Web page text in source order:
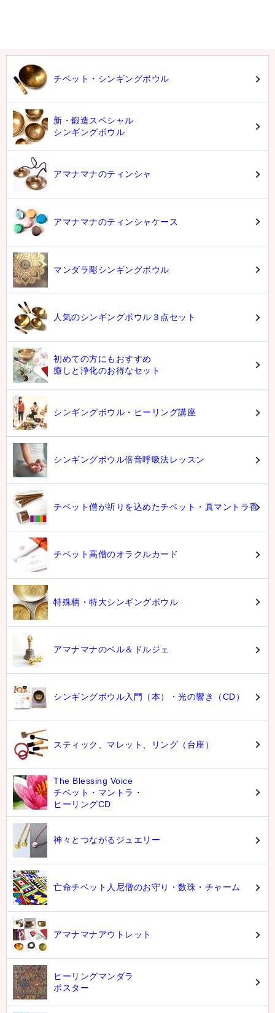
チベット・シンギングボウル
新・鍛造スペシャル
シンギングボウル
アマナマナのティンシャ
アマナマナのティンシャケース
マンダラ彫シンギングボウル
人気のシンギングボウル３点セット
初めての方にもおすすめ
癒しと浄化のお得なセット
シンギングボウル・ヒーリング講座
シンギングボウル倍音呼吸法レッスン
チベット僧が祈りを込めたチベット・真マントラ香
チベット高僧のオラクルカード
特殊柄・特大シンギングボウル
アマナマナのベル＆ドルジェ
シンギングボウル入門（本）・光の響き（CD）
スティック、マレット、リング（台座）
The Blessing Voice
チベット・マントラ・
ヒーリングCD
神々とつながるジュエリー
亡命チベット人尼僧のお守り・数珠・チャーム
アマナマナアウトレット
ヒーリングマンダラ
ポスター